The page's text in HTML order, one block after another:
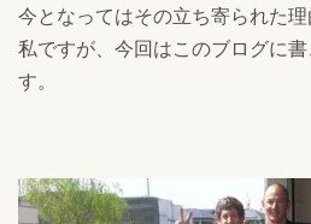
今となってはその立ち寄られた
私ですが、今回はこのブログに
す。